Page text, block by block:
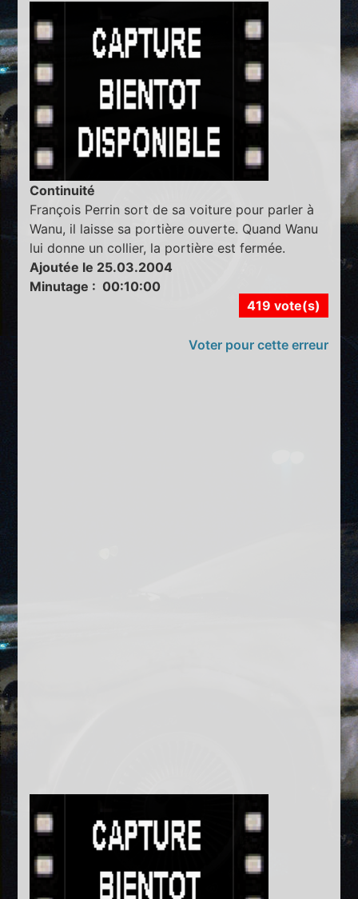
Continuité
François Perrin sort de sa voiture pour parler à
Wanu, il laisse sa portière ouverte. Quand Wanu
lui donne un collier, la portière est fermée.
Ajoutée le 25.03.2004
Minutage : 00:10:00
419 vote(s)
Voter pour cette erreur